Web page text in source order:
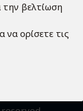
την βελτίωση
να ορίσετε τις